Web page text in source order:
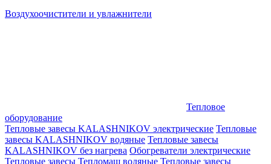
Воздухоочистители и увлажнители
Тепловое
оборудование
Тепловые завесы KALASHNIKOV электрические Тепловые
завесы KALASHNIKOV водяные Тепловые завесы
KALASHNIKOV без нагрева Обогреватели электрические
Тепловые завесы Тепломаш водяные Тепловые завесы